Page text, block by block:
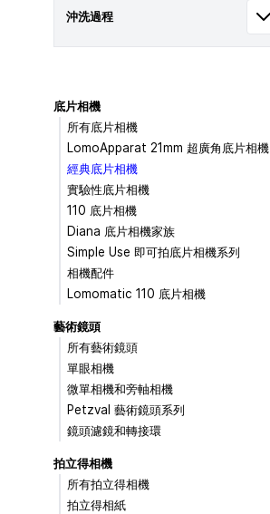
沖洗過程
底片相機
所有底片相機
LomoApparat 21mm 超廣角底片相機
經典底片相機
實驗性底片相機
110 底片相機
Diana 底片相機家族
Simple Use 即可拍底片相機系列
相機配件
Lomomatic 110 底片相機
藝術鏡頭
所有藝術鏡頭
單眼相機
微單相機和旁軸相機
Petzval 藝術鏡頭系列
鏡頭濾鏡和轉接環
拍立得相機
所有拍立得相機
拍立得相紙